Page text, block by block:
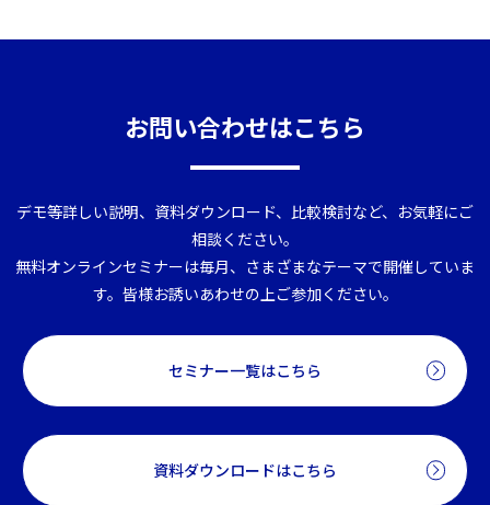
お問い合わせはこちら
デモ等詳しい説明、資料ダウンロード、比較検討など、お気軽にご
相談ください。
無料オンラインセミナーは毎月、さまざまなテーマで開催していま
す。皆様お誘いあわせの上ご参加ください。
セミナー一覧はこちら
資料ダウンロードはこちら